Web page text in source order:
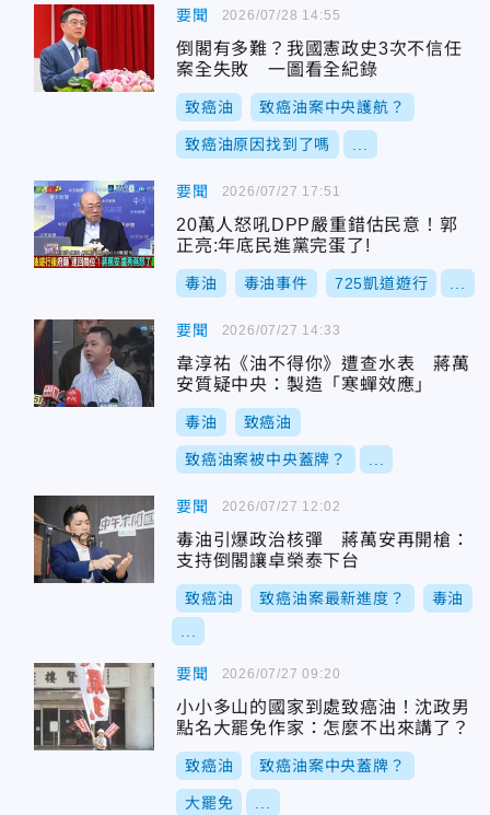
要聞
倒閣有多難？我國憲政史3次不信任
案全失敗 一圖看全紀錄
致癌油 致癌油案中央護航？
致癌油原因找到了嗎
2026/07/28 14:55
要聞
20萬人怒吼DPP嚴重錯估民意！郭
正亮:年底民進黨完蛋了!
毒油 毒油事件 725凱道遊行
2026/07/27 17:51
要聞
韋淳祐《油不得你》遭查水表 蔣萬
安質疑中央：製造「寒蟬效應」
毒油 致癌油
致癌油案被中央蓋牌？
2026/07/27 14:33
要聞
毒油引爆政治核彈 蔣萬安再開槍：
支持倒閣讓卓榮泰下台
致癌油 致癌油案最新進度？ 毒油
2026/07/27 12:02
要聞
小小多山的國家到處致癌油！沈政男
點名大罷免作家：怎麼不出來講了？
致癌油 致癌油案中央蓋牌？
大罷免
2026/07/27 09:20